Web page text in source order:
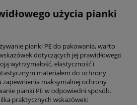
użycia pianki
pianki PE do pakowania, warto
dotyczących jej prawidłowego
wytrzymałość, elastyczność i
materiałem do ochrony
zapewnienia maksymalnej ochrony
pianki PE w odpowiedni sposób.
praktycznych wskazówek: